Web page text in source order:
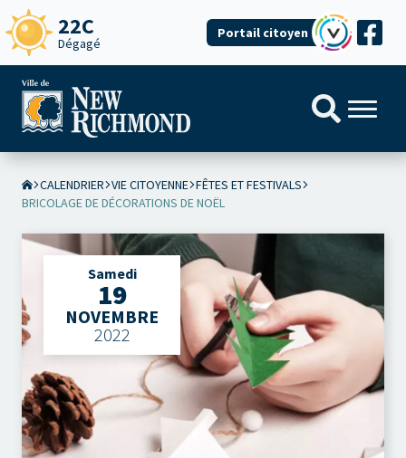
22C
Dégagé
Portail citoyen
CALENDRIER VIE CITOYENNE FÊTES ET FESTIVALS
BRICOLAGE DE DÉCORATIONS DE NOËL
Samedi
19
NOVEMBRE
2022